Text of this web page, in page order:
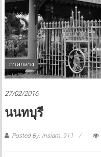
ภาคกลาง
27/02/2016
นนทบุรี
Posted By: insiam_911